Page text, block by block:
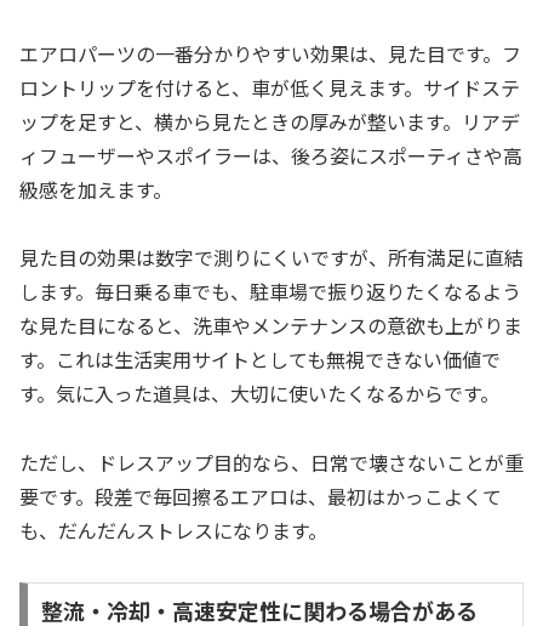
エアロパーツの一番分かりやすい効果は、見た目です。フ
ロントリップを付けると、車が低く見えます。サイドステ
ップを足すと、横から見たときの厚みが整います。リアデ
ィフューザーやスポイラーは、後ろ姿にスポーティさや高
級感を加えます。
見た目の効果は数字で測りにくいですが、所有満足に直結
します。毎日乗る車でも、駐車場で振り返りたくなるよう
な見た目になると、洗車やメンテナンスの意欲も上がりま
す。これは生活実用サイトとしても無視できない価値で
す。気に入った道具は、大切に使いたくなるからです。
ただし、ドレスアップ目的なら、日常で壊さないことが重
要です。段差で毎回擦るエアロは、最初はかっこよくて
も、だんだんストレスになります。
整流・冷却・高速安定性に関わる場合がある